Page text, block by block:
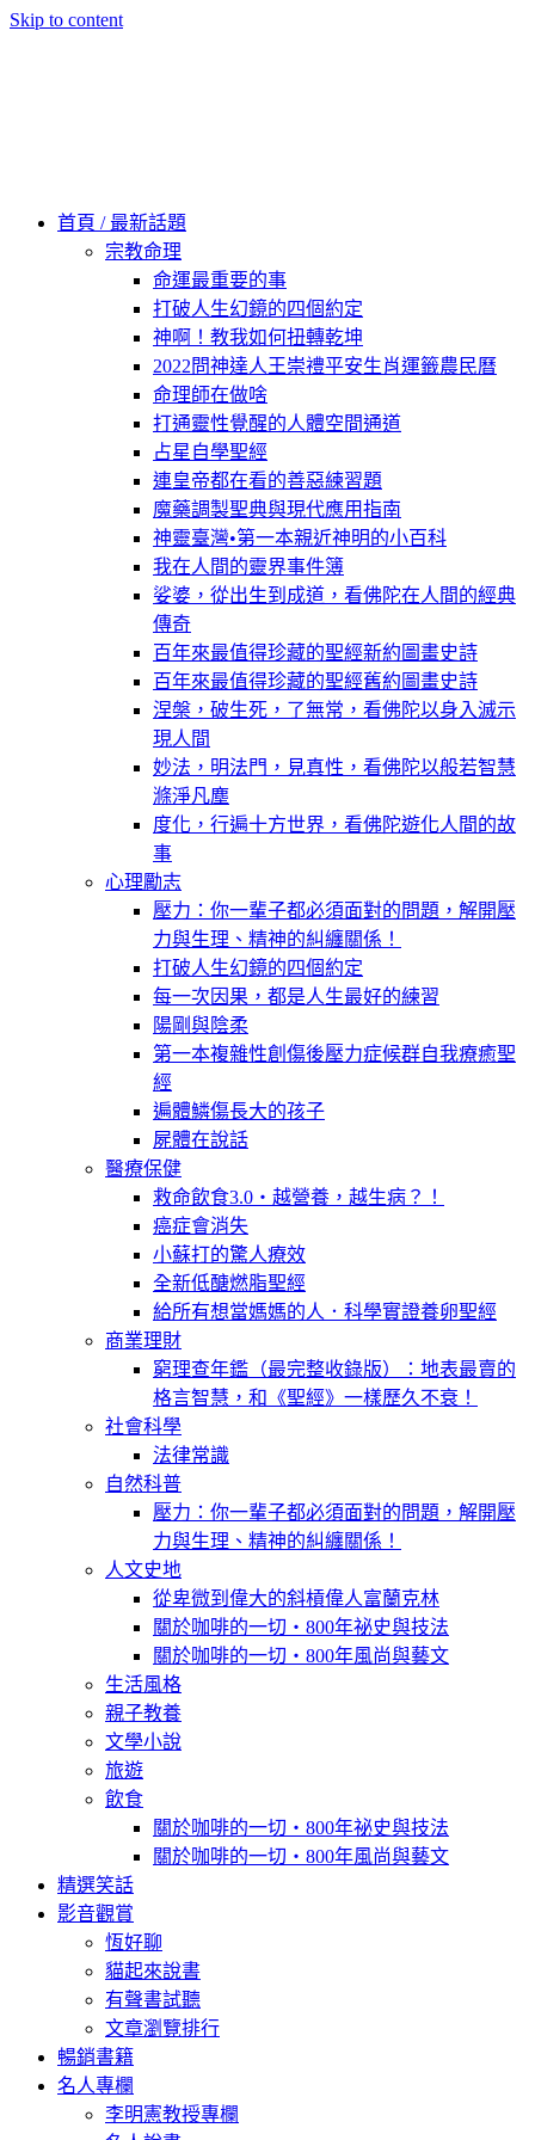
Skip to content
首頁 / 最新話題
宗教命理
命運最重要的事
打破人生幻鏡的四個約定
神啊！教我如何扭轉乾坤
2022問神達人王崇禮平安生肖運籤農民曆
命理師在做啥
打通靈性覺醒的人體空間通道
占星自學聖經
連皇帝都在看的善惡練習題
魔藥調製聖典與現代應用指南
神靈臺灣•第一本親近神明的小百科
我在人間的靈界事件簿
娑婆，從出生到成道，看佛陀在人間的經典
傳奇
百年來最值得珍藏的聖經新約圖畫史詩
百年來最值得珍藏的聖經舊約圖畫史詩
涅槃，破生死，了無常，看佛陀以身入滅示
現人間
妙法，明法門，見真性，看佛陀以般若智慧
滌淨凡塵
度化，行遍十方世界，看佛陀遊化人間的故
事
心理勵志
壓力：你一輩子都必須面對的問題，解開壓
力與生理、精神的糾纏關係！
打破人生幻鏡的四個約定
每一次因果，都是人生最好的練習
陽剛與陰柔
第一本複雜性創傷後壓力症候群自我療癒聖
經
遍體鱗傷長大的孩子
屍體在說話
醫療保健
救命飲食3.0‧越營養，越生病？！
癌症會消失
小蘇打的驚人療效
全新低醣燃脂聖經
給所有想當媽媽的人．科學實證養卵聖經
商業理財
窮理查年鑑（最完整收錄版）：地表最賣的
格言智慧，和《聖經》一樣歷久不衰！
社會科學
法律常識
自然科普
壓力：你一輩子都必須面對的問題，解開壓
力與生理、精神的糾纏關係！
人文史地
從卑微到偉大的斜槓偉人富蘭克林
關於咖啡的一切‧800年祕史與技法
關於咖啡的一切‧800年風尚與藝文
生活風格
親子教養
文學小說
旅遊
飲食
關於咖啡的一切‧800年祕史與技法
關於咖啡的一切‧800年風尚與藝文
精選笑話
影音觀賞
恆好聊
貓起來說書
有聲書試聽
文章瀏覽排行
暢銷書籍
名人專欄
李明憲教授專欄